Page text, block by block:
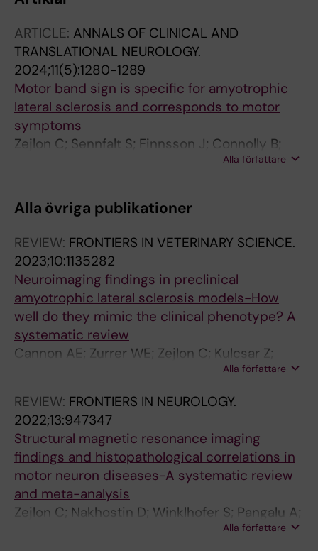
ARTICLE: ANNALS OF CLINICAL AND
TRANSLATIONAL NEUROLOGY.
2024;11(5):1280-1289
Motor band sign is specific for amyotrophic
lateral sclerosis and corresponds to motor
symptoms
Zejlon C; Sennfalt S; Finnsson J; Connolly B;
Alla författare
Alla övriga publikationer
REVIEW: FRONTIERS IN VETERINARY SCIENCE.
2023;10:1135282
Neuroimaging findings in preclinical
amyotrophic lateral sclerosis models-How
well do they mimic the clinical phenotype? A
systematic review
Cannon AE; Zurrer WE; Zejlon C; Kulcsar Z;
Lewandowski S; Piehl F; Granberg T; Ineichen
Alla författare
REVIEW: FRONTIERS IN NEUROLOGY.
2022;13:947347
Structural magnetic resonance imaging
findings and histopathological correlations in
motor neuron diseases-A systematic review
and meta-analysis
Zejlon C; Nakhostin D; Winklhofer S; Pangalu A;
Kulcsar Z; Lewandowski S; Finnsson J; Piehl F;
Alla författare